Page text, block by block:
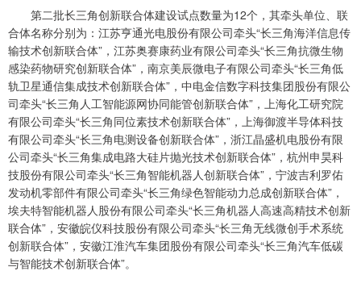
第二批长三角创新联合体建设试点数量为12个，其牵头单位、联
合体名称分别为：江苏亨通光电股份有限公司牵头“长三角海洋信息传
输技术创新联合体”，江苏奥赛康药业有限公司牵头“长三角抗微生物
感染药物研究创新联合体”，南京美辰微电子有限公司牵头“长三角低
轨卫星通信集成技术创新联合体”，中电金信数字科技集团股份有限公
司牵头“长三角人工智能源网协同能管创新联合体”，上海化工研究院
有限公司牵头“长三角同位素技术创新联合体”，上海御渡半导体科技
有限公司牵头“长三角电测设备创新联合体”，浙江晶盛机电股份有限
公司牵头“长三角集成电路大硅片抛光技术创新联合体”，杭州申昊科
技股份有限公司牵头“长三角智能机器人创新联合体”，宁波吉利罗佑
发动机零部件有限公司牵头“长三角绿色智能动力总成创新联合体”，
埃夫特智能机器人股份有限公司牵头“长三角机器人高速高精技术创新
联合体”，安徽皖仪科技股份有限公司牵头“长三角无线微创手术系统
创新联合体”，安徽江淮汽车集团股份有限公司牵头“长三角汽车低碳
与智能技术创新联合体”。